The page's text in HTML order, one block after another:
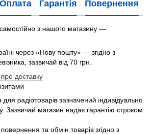
Оплата Гарантія Повернення
з нашого магазину —
через «Нову пошту» — згідно з
зазвичай від 70 грн.
доставку
для радіотоварів зазначений індивідуально
Зазвичай магазин надає гарантію строком
та обмін товарів згідно з